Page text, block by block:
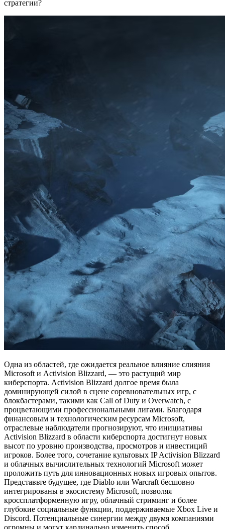
стратегии?
Одна из областей, где ожидается реальное влияние слияния
Microsoft и Activision Blizzard, — это растущий мир
киберспорта. Activision Blizzard долгое время была
доминирующей силой в сцене соревновательных игр, с
блокбастерами, такими как Call of Duty и Overwatch, с
процветающими профессиональными лигами. Благодаря
финансовым и технологическим ресурсам Microsoft,
отраслевые наблюдатели прогнозируют, что инициативы
Activision Blizzard в области киберспорта достигнут новых
высот по уровню производства, просмотров и инвестиций
игроков. Более того, сочетание культовых IP Activision Blizzard
и облачных вычислительных технологий Microsoft может
проложить путь для инновационных новых игровых опытов.
Представьте будущее, где Diablo или Warcraft бесшовно
интегрированы в экосистему Microsoft, позволяя
кроссплатформенную игру, облачный стриминг и более
глубокие социальные функции, поддерживаемые Xbox Live и
Discord. Потенциальные синергии между двумя компаниями
огромны и могут кардинально изменить способ